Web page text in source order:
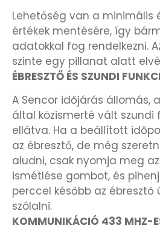
Lehetőség van a minimális
értékek mentésére, így
adatokkal fog rendelkezni.
szinte egy pillanat alatt
ÉBRESZTŐ ÉS SZUNDI
A Sencor időjárás állomás,
által közismerté vált szundi
ellátva. Ha a beállított
az ébresztő, de még
aludni, csak nyomja meg az
ismétlése gombot, és
perccel később az
szólalni.
KOMMUNIKÁCIÓ 433 MHZ-
ÖNGYÚJTÓK
ÓRAFORGATÓK
ÓRATARTÓ DOBOZOK
ORIENT
POLICE
PULSAR